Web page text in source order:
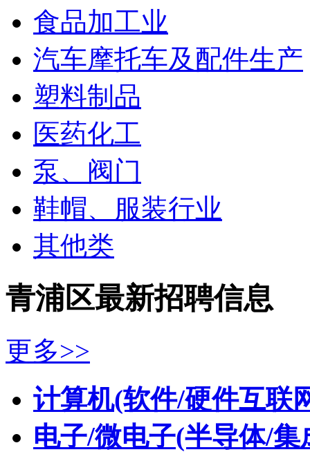
食品加工业
汽车摩托车及配件生产
塑料制品
医药化工
泵、阀门
鞋帽、服装行业
其他类
青浦区最新招聘信息
更多>>
计算机(软件/硬件互联
电子/微电子(半导体/集